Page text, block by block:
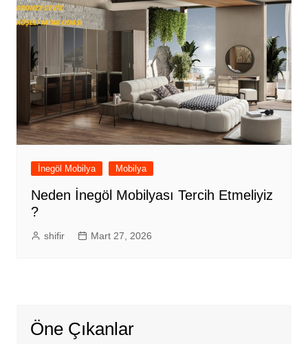
İnegöl Mobilya Mobilya
Neden İnegöl Mobilyası Tercih Etmeliyiz
?
shifir Mart 27, 2026
Öne Çıkanlar